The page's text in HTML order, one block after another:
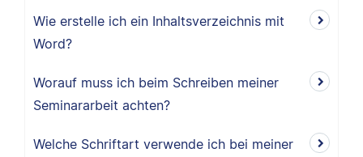
Wie erstelle ich ein Inhaltsverzeichnis mit
Word?
Worauf muss ich beim Schreiben meiner
Seminararbeit achten?
Welche Schriftart verwende ich bei meiner